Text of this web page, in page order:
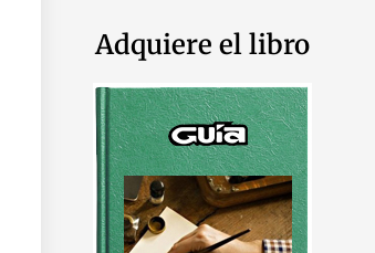
Adquiere el libro